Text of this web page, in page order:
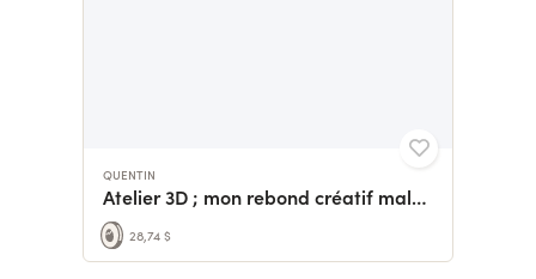
QUENTIN
Atelier 3D ; mon rebond créatif malgré la santé !
28,74 $